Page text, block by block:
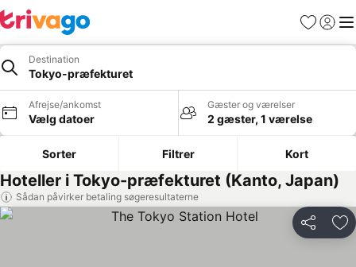
Favoritter
Log ind
Destination
Tokyo-præfekturet
Afrejse/ankomst
Vælg datoer
Gæster og værelser
2 gæster, 1 værelse
Sorter Filtrer Kort
Hoteller i Tokyo-præfekturet (Kanto, Japan)
Sådan påvirker betaling søgeresultaterne
Del